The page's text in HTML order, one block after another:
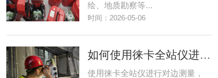
绘、地质勘察等...
时间：2026-05-06
如何使用徕卡全站仪进行对边测量操作
使用徕卡全站仪进行对边测量，